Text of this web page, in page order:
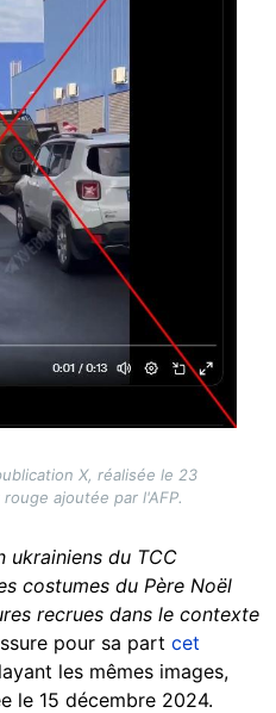
X, réalisée le 23
ajoutée par l'AFP.
ukrainiens du TCC
costumes du Père Noël
recrues dans le contexte
pour sa part cet
les mêmes images,
le 15 décembre 2024.